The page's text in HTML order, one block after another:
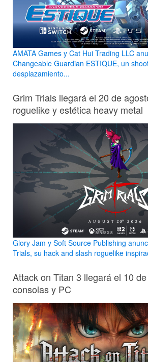
AMATA Games y Cat Hui Trading LLC
Changeable Guardian ESTIQUE, un
desplazamiento...
Grim Trials llegará el 20 de
roguelike y estética heavy metal
Glory Jam y Soft Source Publishing
Trials, su hack and slash roguelike
Attack on Titan 3 llegará el 10
consolas y PC